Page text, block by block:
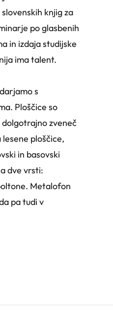
knjig za
po glasbenih
in izdaja studijske
ima talent.
s
Ploščice so
zveneč
ploščice,
in basovski
dve vrsti:
Metalofon
pa tudi v